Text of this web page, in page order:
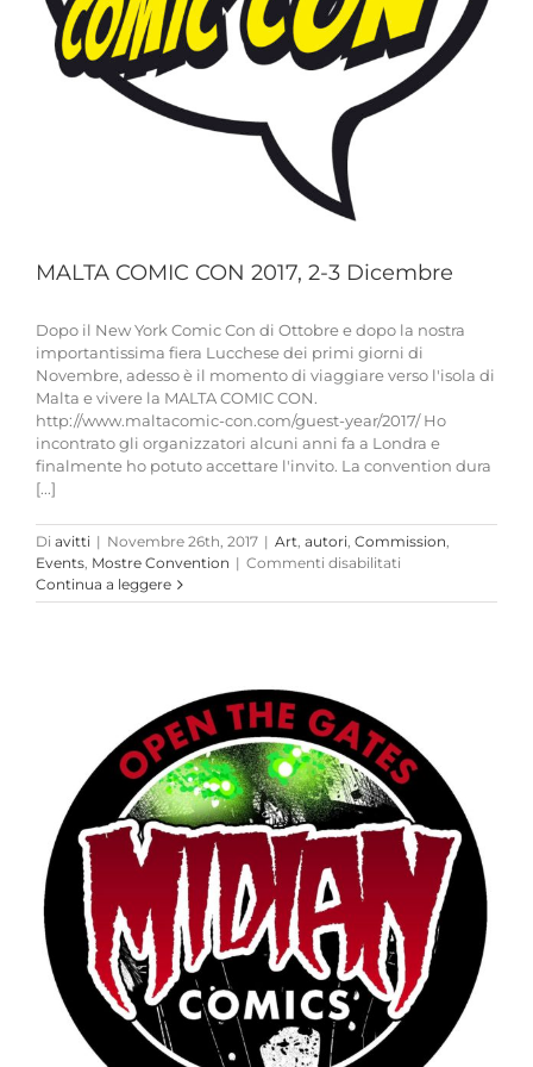
MALTA COMIC CON 2017, 2-3 Dicembre
Dopo il New York Comic Con di Ottobre e dopo la nostra
importantissima fiera Lucchese dei primi giorni di
Novembre, adesso è il momento di viaggiare verso l'isola di
Malta e vivere la MALTA COMIC CON.
http://www.maltacomic-con.com/guest-year/2017/ Ho
incontrato gli organizzatori alcuni anni fa a Londra e
finalmente ho potuto accettare l'invito. La convention dura
[...]
Di avitti | Novembre 26th, 2017 | Art, autori, Commission,
Events, Mostre Convention | Commenti disabilitati
COMIC
Continua a leggere